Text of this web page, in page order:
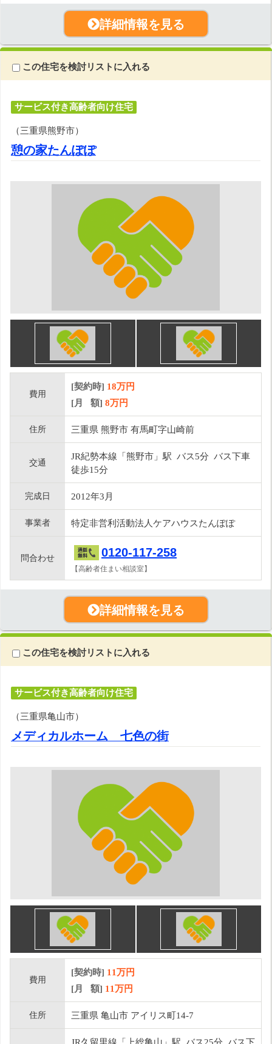
詳細情報を見る
この住宅を検討リストに入れる
サービス付き高齢者向け住宅
（三重県熊野市）
憩の家たんぽぽ
費用
[契約時] 18万円
[月 額] 8万円
住所 三重県 熊野市 有馬町字山崎前
交通
JR紀勢本線「熊野市」駅 バス5分 バス下車
徒歩15分
完成日 2012年3月
事業者 特定非営利活動法人ケアハウスたんぽぽ
問合わせ 0120-117-258
【高齢者住まい相談室】
詳細情報を見る
この住宅を検討リストに入れる
サービス付き高齢者向け住宅
（三重県亀山市）
メディカルホーム 七色の街
費用
[契約時] 11万円
[月 額] 11万円
住所 三重県 亀山市 アイリス町14-7